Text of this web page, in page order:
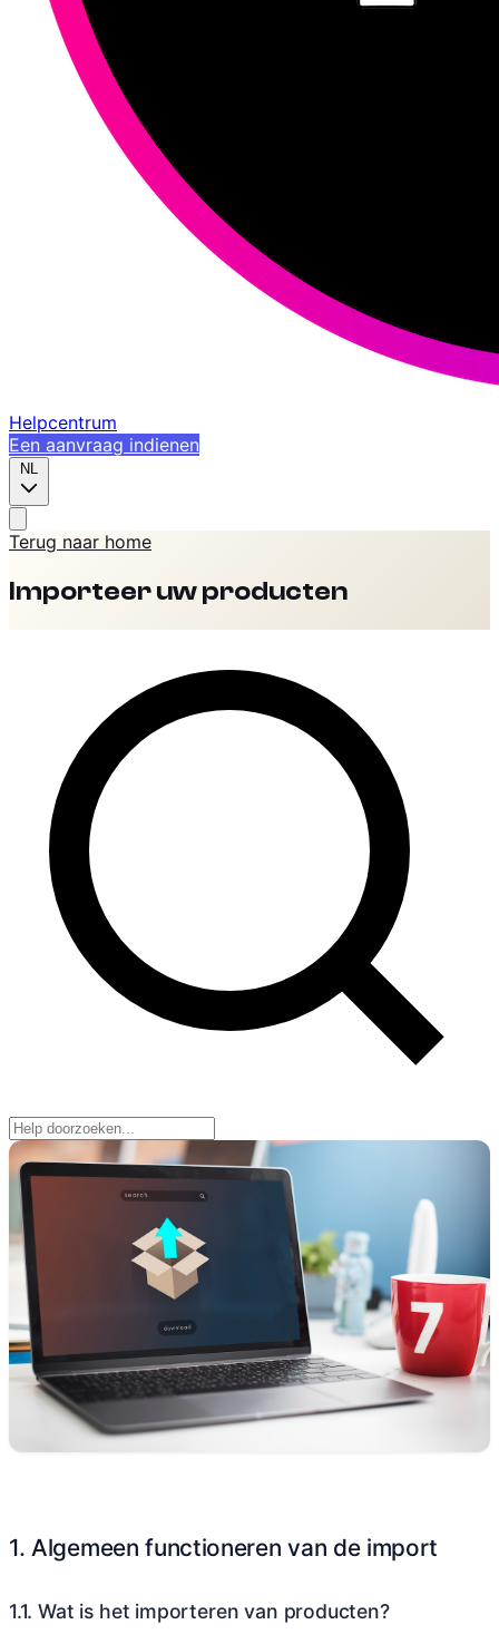
Helpcentrum
Een aanvraag indienen
NL
Terug naar home
Importeer uw producten
1. Algemeen functioneren van de import
1.1. Wat is het importeren van producten?